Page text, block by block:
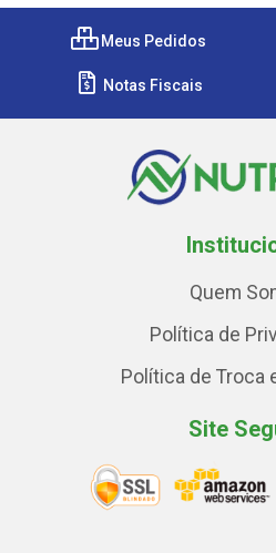
Meus Pedidos
Notas Fiscais
Quem
Política de
Política de Troca
Site